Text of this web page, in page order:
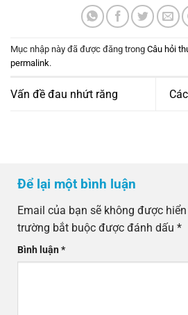
Mục nhập này đã được đăng trong Câu hỏi
permalink.
Vấn đề đau nhứt răng
Để lại một bình luận
Email của bạn sẽ không được
trường bắt buộc được đánh dấu *
Bình luận*